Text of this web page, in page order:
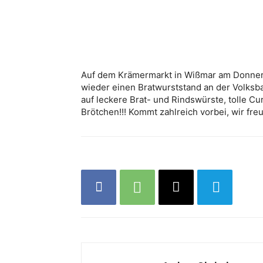
Auf dem Krämermarkt in Wißmar am
wieder einen Bratwurststand an der
auf leckere Brat- und Rindswürste, tolle
Brötchen!!! Kommt zahlreich vorbei, wir